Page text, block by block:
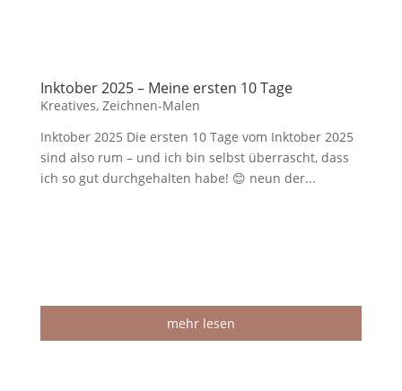
Inktober 2025 – Meine ersten 10 Tage
Kreatives, Zeichnen-Malen
Inktober 2025 Die ersten 10 Tage vom Inktober 2025
sind also rum – und ich bin selbst überrascht, dass
ich so gut durchgehalten habe! 😊 neun der...
mehr lesen